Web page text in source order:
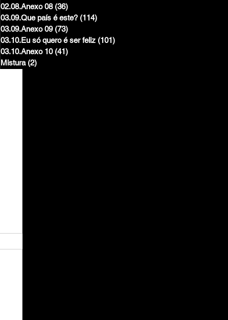
02.08.Anexo 08 (36)
03.09.Que país é este? (114)
03.09.Anexo 09 (73)
03.10.Eu só quero é ser feliz (101)
03.10.Anexo 10 (41)
Mistura (2)